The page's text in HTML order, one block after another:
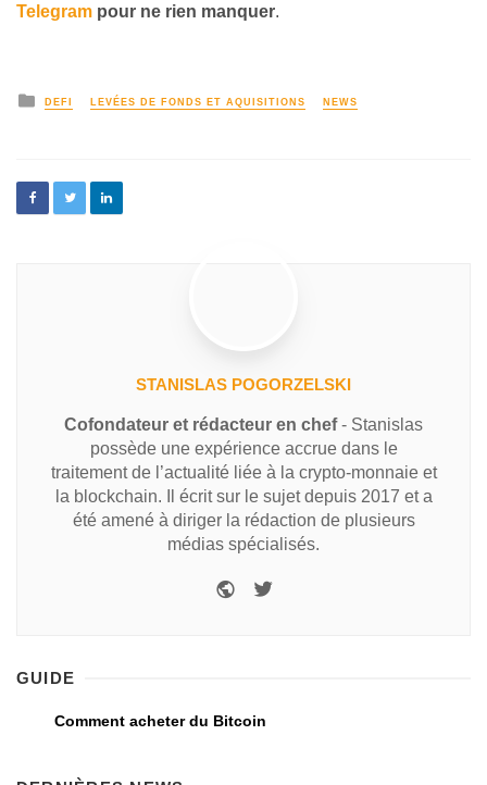
Telegram pour ne rien manquer.
DEFI LEVÉES DE FONDS ET AQUISITIONS NEWS
STANISLAS POGORZELSKI
Cofondateur et rédacteur en chef- Stanislas
possède une expérience accrue dans le
traitement de l’actualité liée à la crypto-monnaie et
la blockchain. Il écrit sur le sujet depuis 2017 et a
été amené à diriger la rédaction de plusieurs
médias spécialisés.
GUIDE
Comment acheter du Bitcoin